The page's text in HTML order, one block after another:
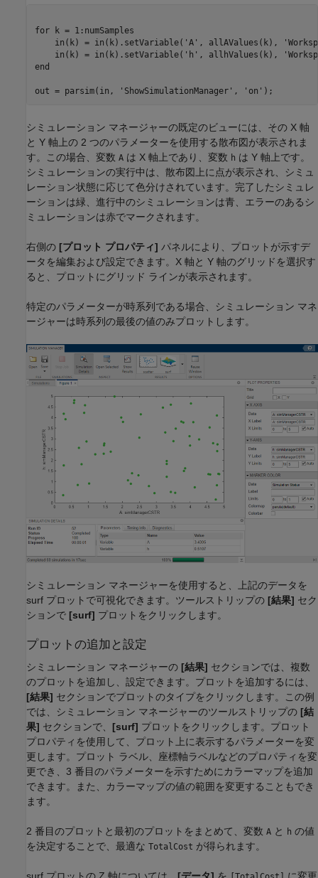
for k = 1:numSamples
    in(k) = in(k).setVariable(
'A' , allAValues(k),
    in(k) = in(k).setVariable(
'h' , allhValues(k),
end
out = parsim(in, 'ShowSimulationManager' , 'on' );
シミュレーション マネージャーの既定のビューには、その X 軸
と Y 軸上の 2 つのパラメーターを使用する散布図が表示されま
す。この場合、変数 A は X 軸上であり、変数 h は Y 軸上です。
シミュレーションの実行中は、散布図上に点が表示され、シミュ
レーション状態に応じて色分けされています。完了したシミュレ
ーションは緑、進行中のシミュレーションは青、エラーのあるシ
ミュレーションは赤でマークされます。
右側の [プロット プロパティ] パネルにより、プロットが示すデ
ータを編集および設定できます。X 軸と Y 軸のグリッドを選択す
ると、プロットにグリッド ラインが表示されます。
特定のパラメーターが時系列である場合、シミュレーション マネ
ージャーは時系列の最後の値のみプロットします。
シミュレーション マネージャーを使用すると、上記のデータを
surf プロットで可視化できます。ツールストリップの [結果] セク
ションで [surf] プロットをクリックします。
プロットの追加と設定
シミュレーション マネージャーの [結果] セクションでは、複数
のプロットを追加し、設定できます。プロットを追加するには、
[結果] セクションでプロットのタイプをクリックします。この例
では、シミュレーション マネージャーのツールストリップの [結
果] セクションで、 [surf] プロットをクリックします。プロット
プロパティを使用して、プロット上に表示するパラメーターを変
更します。プロット ラベル、座標軸ラベルなどのプロパティを変
更でき、3 番目のパラメーターを示すためにカラーマップを追加
できます。また、カラーマップの値の範囲を変更することもでき
ます。
2 番目のプロットと最初のプロットをまとめて、変数 A と h の値
を決定することで、最適な TotalCost が得られます。
surf プロットの Z 軸については、 [データ] を
に変更